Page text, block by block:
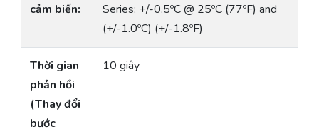
cảm biến:
Series: +/-0.5ºC @ 25ºC (77ºF) and
(+/-1.0ºC) (+/-1.8ºF)
Thời gian
phản hồi
(Thay đổi
bước
10 giây